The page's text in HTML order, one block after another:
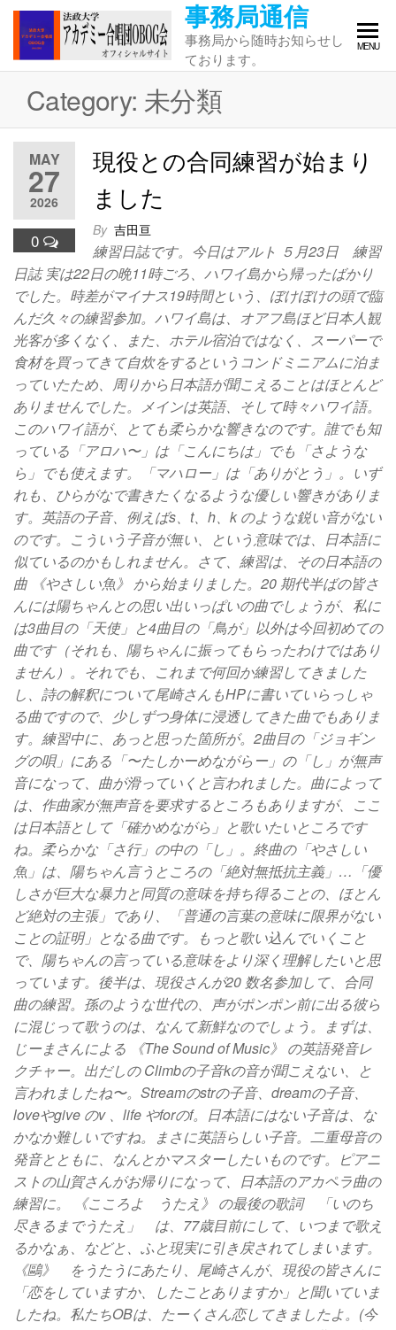
Skip
content
事務局通信
事務局から随時お知らせし
ております。
MENU
Category: 未分類
MAY
27
2026
0
現役との合同練習が始まり
ました
By 吉田亘
練習日誌です。今日はアルト ５月23日 練習
日誌 実は22日の晩11時ごろ、ハワイ島から帰ったばかり
でした。時差がマイナス19時間という、ぼけぼけの頭で臨
んだ久々の練習参加。ハワイ島は、オアフ島ほど日本人観
光客が多くなく、また、ホテル宿泊ではなく、スーパーで
食材を買ってきて自炊をするというコンドミニアムに泊ま
っていたため、周りから日本語が聞こえることはほとんど
ありませんでした。メインは英語、そして時々ハワイ語。
このハワイ語が、とても柔らかな響きなのです。誰でも知
っている「アロハ〜」は「こんにちは」でも「さような
ら」でも使えます。「マハロー」は「ありがとう」。いず
れも、ひらがなで書きたくなるような優しい響きがありま
す。英語の子音、例えばs、t、h、k のような鋭い音がない
のです。こういう子音が無い、という意味では、日本語に
似ているのかもしれません。さて、練習は、その日本語の
曲 《やさしい魚》 から始まりました。20 期代半ばの皆さ
んには陽ちゃんとの思い出いっぱいの曲でしょうが、私に
は3曲目の「天使」と4曲目の「鳥が」以外は今回初めての
曲です（それも、陽ちゃんに振ってもらったわけではあり
ません）。それでも、これまで何回か練習してきました
し、詩の解釈について尾崎さんもHPに書いていらっしゃ
る曲ですので、少しずつ身体に浸透してきた曲でもありま
す。練習中に、あっと思った箇所が。2曲目の「ジョギン
グの唄」にある「〜たしかーめながらー」の「し」が無声
音になって、曲が滑っていくと言われました。曲によって
は、作曲家が無声音を要求するところもありますが、ここ
は日本語として「確かめながら」と歌いたいところです
ね。柔らかな「さ行」の中の「し」。終曲の「やさしい
魚」は、陽ちゃん言うところの「絶対無抵抗主義」…「優
しさが巨大な暴力と同質の意味を持ち得ることの、ほとん
ど絶対の主張」であり、「普通の言葉の意味に限界がない
ことの証明」となる曲です。もっと歌い込んでいくこと
で、陽ちゃんの言っている意味をより深く理解したいと思
っています。後半は、現役さんが20 数名参加して、合同
曲の練習。孫のような世代の、声がポンポン前に出る彼ら
に混じって歌うのは、なんて新鮮なのでしょう。まずは、
じーまさんによる 《The Sound of Music》 の英語発音レ
クチャー。出だしの Climbの子音kの音が聞こえない、と
言われましたね〜。Streamのstrの子音、dreamの子音、
loveやgive のv 、life やforのf。日本語にはない子音は、な
かなか難しいですね。まさに英語らしい子音。二重母音の
発音とともに、なんとかマスターしたいものです。ピアニ
ストの山賀さんがお帰りになって、日本語のアカペラ曲の
練習に。 《こころよ うたえ》 の最後の歌詞 「いのち
尽きるまでうたえ」 は、77歳目前にして、いつまで歌え
るかなぁ、などと、ふと現実に引き戻されてしまいます。
《鷗》 をうたうにあたり、尾崎さんが、現役の皆さんに
「恋をしていますか、したことありますか」と聞いていま
したね。私たちOBは、たーくさん恋してきましたよ。(今